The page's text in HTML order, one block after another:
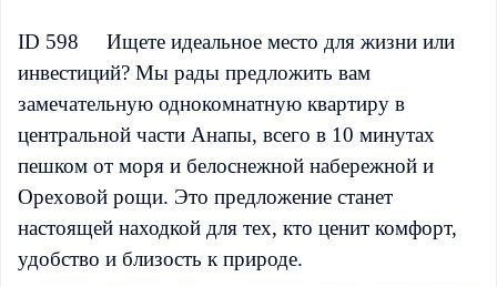
ID 598 Ищете идеальное место для жизни или
инвестиций? Мы рады предложить вам
замечательную однокомнатную квартиру в
центральной части Анапы, всего в 10 минутах
пешком от моря и белоснежной набережной и
Ореxовой рощи. Это предложение станет
настоящей находкой для тех, кто ценит комфорт,
удобство и близость к природе.